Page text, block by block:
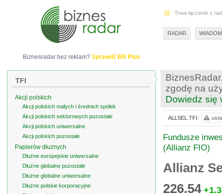
zgodę na
Dowiedz się
Fundusze
(Allianz FIO)
Allianz
226.54
ALLSEL.TFI:
Biznesradar bez reklam? Sprawdź BR Plus
TFI
Akcji polskich
Akcji polskich małych i średnich spółek
Akcji polskich sektorowych pozostałe
Akcji polskich uniwersalne
Akcji polskich pozostałe
Papierów dłużnych
Dłużne europejskie uniwersalne
Dłużne globalne pozostałe
Dłużne globalne uniwersalne
Dłużne polskie korporacyjne
Trwa łączenie z
RADAR